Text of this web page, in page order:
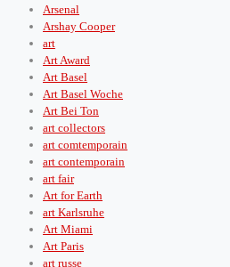
Arsenal
Arshay Cooper
art
Art Award
Art Basel
Art Basel Woche
Art Bei Ton
art collectors
art comtemporain
art contemporain
art fair
Art for Earth
art Karlsruhe
Art Miami
Art Paris
art russe